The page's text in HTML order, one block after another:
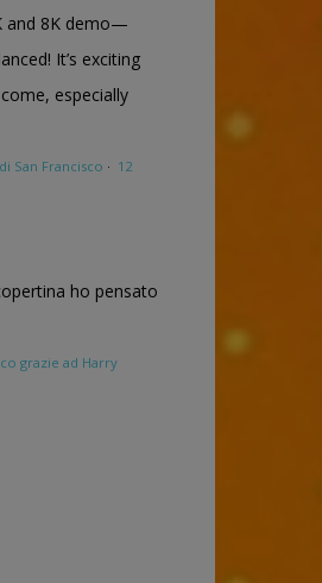
and 8K demo—
It’s exciting
especially
San Francisco · 12
ho pensato
grazie ad Harry